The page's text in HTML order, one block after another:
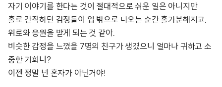
자기 이야기를 한다는 것이 절대적으로 쉬운 일은 아니지만
홀로 간직하던 감정들이 입 밖으로 나오는 순간 홀가분해지고,
위로와 응원을 받게 되는 것 같아.
비슷한 감정을 느꼈을 7명의 친구가 생겼으니 얼마나 귀하고 소
중한 기회니?
이젠 정말 넌 혼자가 아닌거야!